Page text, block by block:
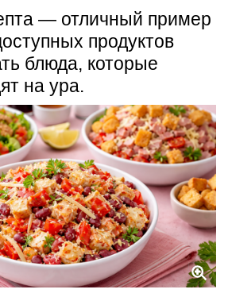
— отличный пример
продуктов
блюда, которые
на ура.